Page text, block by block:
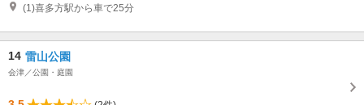
(1)喜多方駅から車で25分
14 雷山公園
会津／公園・庭園